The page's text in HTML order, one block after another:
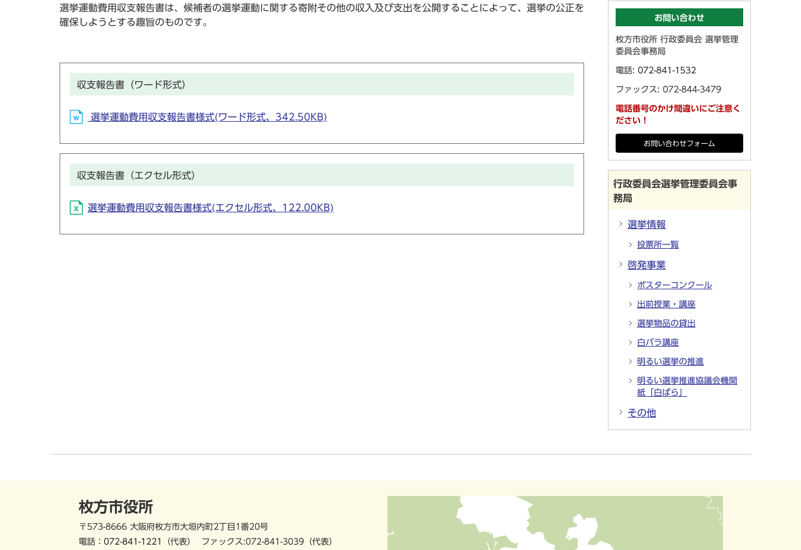
選挙運動費用収支報告書は、候補者の選挙運動に関する寄附その他の収入及び支出を公開することによって、選挙の公正を
確保しようとする趣旨のものです。
収支報告書（ワード形式）
選挙運動費用収支報告書様式(ワード形式、342.50KB)
収支報告書（エクセル形式）
選挙運動費用収支報告書様式(エクセル形式、122.00KB)
お問い合わせ
枚方市役所 行政委員会 選挙管理
委員会事務局
電話: 072-841-1532
ファックス: 072-844-3479
電話番号のかけ間違いにご注意く
ださい！
お問い合わせフォーム
行政委員会選挙管理委員会事
務局
選挙情報
投票所一覧
啓発事業
ポスターコンクール
出前授業・講座
選挙物品の貸出
白バラ講座
明るい選挙の推進
明るい選挙推進協議会機関
紙「白ばら」
その他
枚方市役所
〒573-8666 大阪府枚方市大垣内町2丁目1番20号
電話： 072-841-1221 （代表） ファックス:072-841-3039（代表）